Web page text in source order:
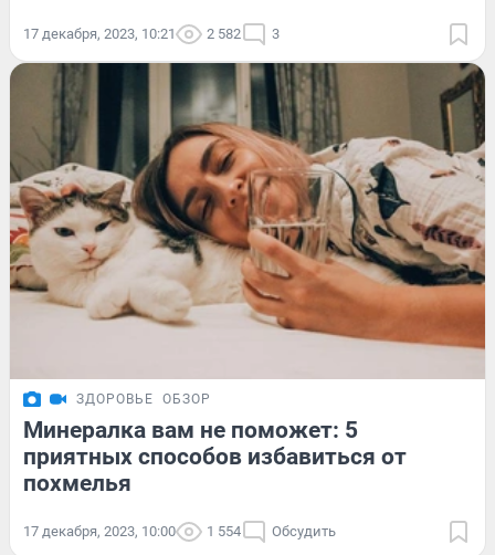
17 декабря, 2023, 10:21 2 582 3
ЗДОРОВЬЕ ОБЗОР
Минералка вам не поможет: 5
приятных способов избавиться от
похмелья
17 декабря, 2023, 10:00 1 554 Обсудить